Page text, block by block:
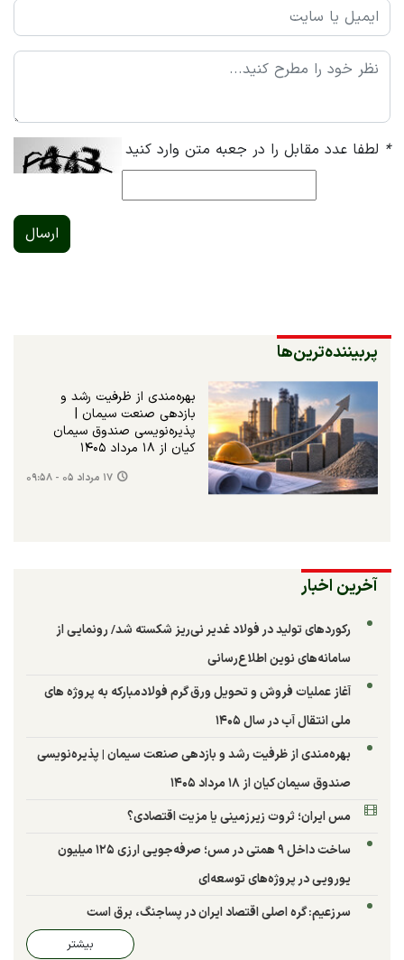
* لطفا عدد مقابل را در جعبه متن وارد کنید
ارسال
پربیننده‌ترین‌ها
بهره‌مندی از ظرفیت رشد و
بازدهی صنعت سیمان |
پذیره‌نویسی صندوق سیمان
کیان از ۱۸ مرداد ۱۴۰۵
۱۷ مرداد ۰۵ - ۰۹:۵۸
آخرین اخبار
رکوردهای تولید در فولاد غدیر نی‌ریز شکسته شد/ رونمایی از
سامانه‌های نوین اطلاع‌رسانی
آغاز عملیات فروش و تحویل ورق گرم فولادمبارکه به پروژه های
ملی انتقال آب در سال ۱۴۰۵
بهره‌مندی از ظرفیت رشد و بازدهی صنعت سیمان | پذیره‌نویسی
صندوق سیمان کیان از ۱۸ مرداد ۱۴۰۵
مس ایران؛ ثروت زیرزمینی یا مزیت اقتصادی؟
ساخت داخل ۹ همتی در مس؛ صرفه‌جویی ارزی ۱۲۵ میلیون
یورویی در پروژه‌های توسعه‌ای
سرزعیم: گره اصلی اقتصاد ایران در پساجنگ، برق است
بیشتر